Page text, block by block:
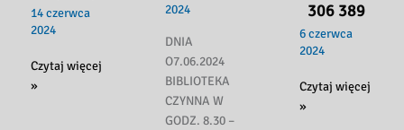
14 czerwca
2024
Głosuj
w
Czytaj więcej
»
2024
DNIA
O7.06.2024
BIBLIOTEKA
CZYNNA W
GODZ. 8.30 –
306 389
6 czerwca
2024
Szanowni
Czytelnicy!!!
Czytaj więcej
»